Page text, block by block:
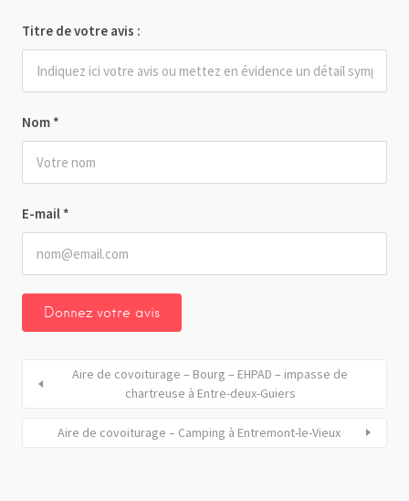
Nom *
E-mail *
Titre de votre avis :
Aire de covoiturage – Bourg – EHPAD – impasse de
chartreuse à Entre-deux-Guiers
Aire de covoiturage – Camping à Entremont-le-Vieux